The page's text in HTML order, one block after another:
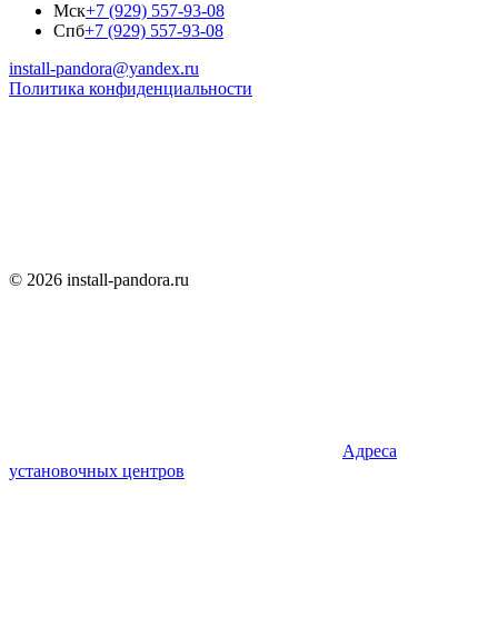
Мск+7 (929) 557-93-08
Спб+7 (929) 557-93-08
install-pandora@yandex.ru
Политика конфиденциальности
© 2026 install-pandora.ru
Адреса
установочных центров